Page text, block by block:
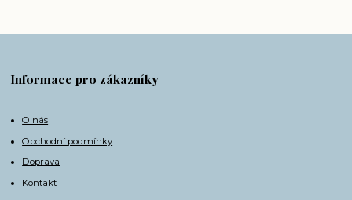
Informace pro zákazníky
O nás
Obchodní podmínky
Doprava
Kontakt